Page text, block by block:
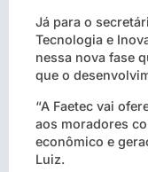
Já para o
Tecnologia e
nessa nova fase
que o
“A Faetec vai
aos moradores
econômico e
Luiz.